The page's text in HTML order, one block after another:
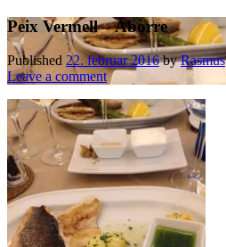
Peix Vermell – Aborre
Published 22. februar 2016byRasmus
Leave a comment